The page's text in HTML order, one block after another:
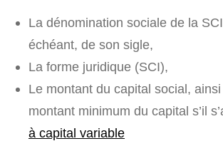
La dénomination sociale de la
échéant, de son sigle,
La forme juridique (SCI),
Le montant du capital social,
montant minimum du capital s’il
à capital variable